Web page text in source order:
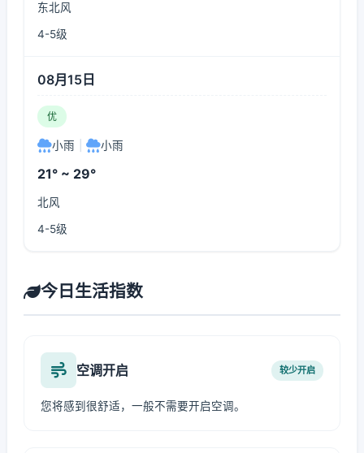
东北风
4-5级
08月15日
优
小雨 小雨
21° ~ 29°
北风
4-5级
今日生活指数
空调开启 较少开启
您将感到很舒适，一般不需要开启空调。